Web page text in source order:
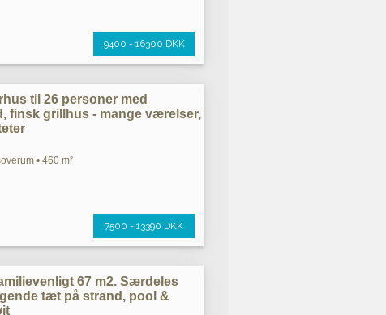
9400 - 16300 DKK
til 26 personer med
finsk grillhus - mange værelser,
• 460 m²
7500 - 13390 DKK
67 m2. Særdeles
tæt på strand, pool &